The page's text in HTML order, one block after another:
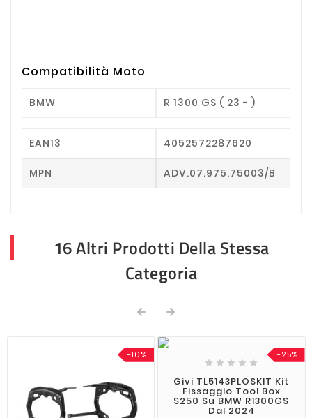
Compatibilità Moto
BMW R 1300 GS ( 23 - )
EAN13 4052572287620
MPN ADV.07.975.75003/B
16 Altri Prodotti Della Stessa
Categoria
 
-10% -25%
    
Givi TL5143PLOSKIT Kit
Fissaggio Tool Box
S250 Su BMW R1300GS
Dal 2024